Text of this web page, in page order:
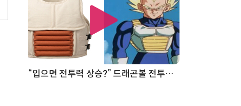
“입으면 전투력 상승?” 드래곤볼 전투복 닮은 중량조끼